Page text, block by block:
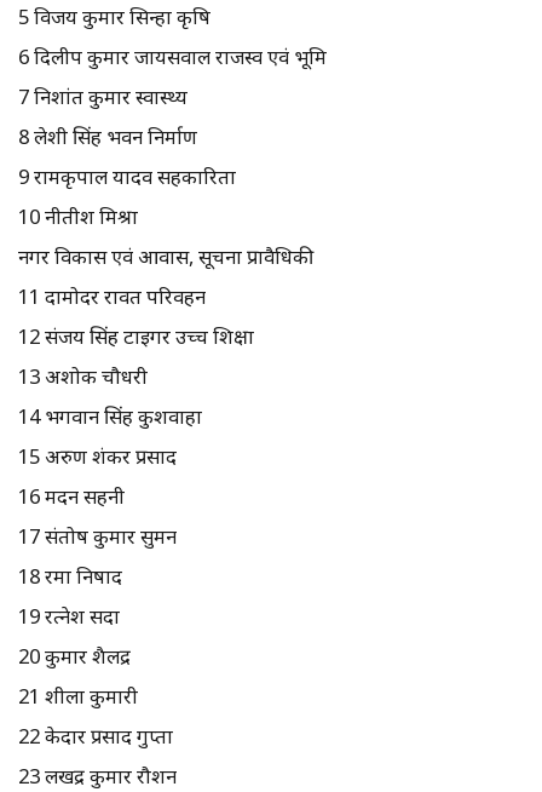
5 विजय कुमार सिन्हा कृषि
6 दिलीप कुमार जायसवाल राजस्व एवं भूमि
7 निशांत कुमार स्वास्थ्य
8 लेशी सिंह भवन निर्माण
9 रामकृपाल यादव सहकारिता
10 नीतीश मिश्रा
नगर विकास एवं आवास, सूचना प्रावैधिकी
11 दामोदर रावत परिवहन
12 संजय सिंह टाइगर उच्च शिक्षा
13 अशोक चौधरी
14 भगवान सिंह कुशवाहा
15 अरुण शंकर प्रसाद
16 मदन सहनी
17 संतोष कुमार सुमन
18 रमा निषाद
19 रत्नेश सदा
20 कुमार शैलेंद्र
21 शीला कुमारी
22 केदार प्रसाद गुप्ता
23 लखेंद्र कुमार रौशन